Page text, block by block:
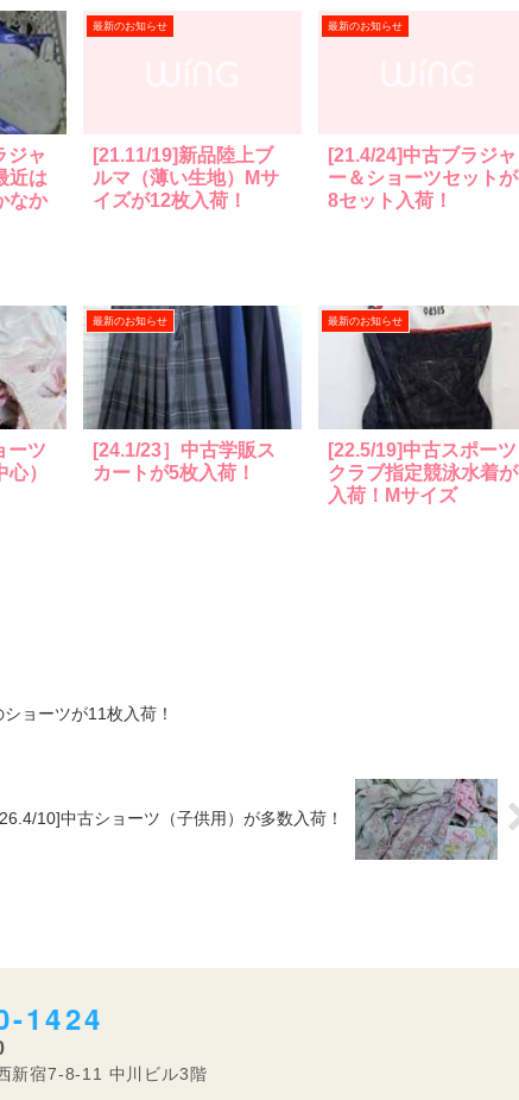
ジャ
近は
なか
最新のお知らせ
[21.11/19]新品陸上ブ
ルマ（薄い生地）Mサ
イズが12枚入荷！
最新のお知らせ
[21.4/24]中古ブラジャ
ー＆ショーツセットが
8セット入荷！
ーツ
）
最新のお知らせ
[24.1/23］中古学販ス
カートが5枚入荷！
最新のお知らせ
[22.5/19]中古スポーツ
クラブ指定競泳水着が
入荷！Mサイズ
ョーツが11枚入荷！
10]中古ショーツ（子供用）が多数入荷！
1424
新宿7-8-11 中川ビル3階